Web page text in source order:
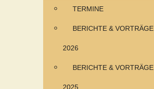
TERMINE
BERICHTE & VORTRÄGE
2026
BERICHTE & VORTRÄGE
2025